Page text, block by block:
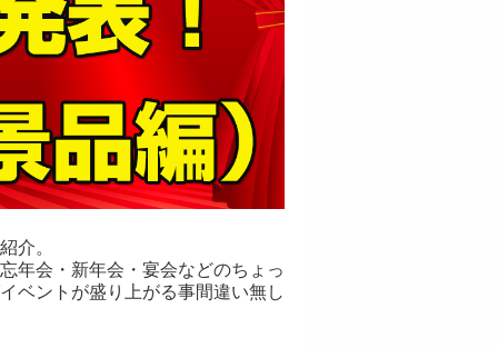
介。
年会・新年会・宴会などのちょっ
ベントが盛り上がる事間違い無し